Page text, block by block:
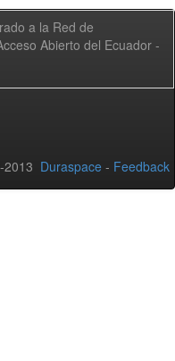
a la Red de
Abierto del Ecuador -
2013 Duraspace - Feedback